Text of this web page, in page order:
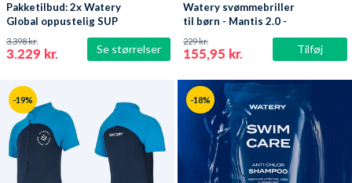
Se størrelser
Pakketilbud: 2x Watery
Global oppustelig SUP
PaddleBoard 10'6
3.229 kr.
3.398 kr.
Tilføj
Watery svømmebriller
til børn - Mantis 2.0 -
Lilla/klar
155,95 kr.
229 kr.
-19% -18%